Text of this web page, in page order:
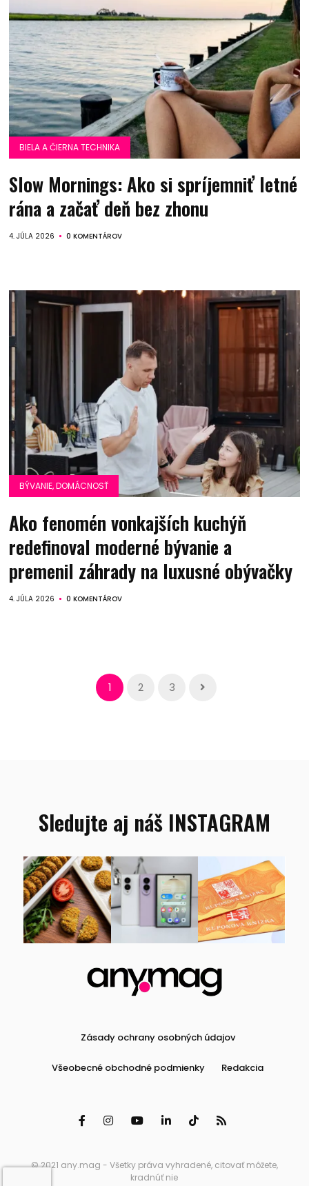
BIELA A ČIERNA TECHNIKA
Slow Mornings: Ako si spríjemniť letné
rána a začať deň bez zhonu
4. JÚLA 2026 0 KOMENTÁROV
BÝVANIE, DOMÁCNOSŤ
Ako fenomén vonkajších kuchýň
redefinoval moderné bývanie a
premenil záhrady na luxusné obývačky
4. JÚLA 2026 0 KOMENTÁROV
1 2 3
Sledujte aj náš INSTAGRAM
Zásady ochrany osobných údajov
Všeobecné obchodné podmienky Redakcia
© 2021 any.mag - Všetky práva vyhradené, citovať môžete,
kradnúť nie